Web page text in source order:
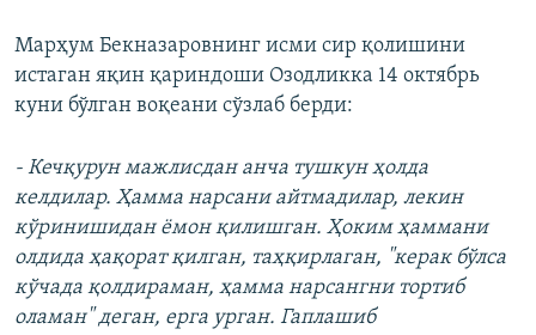
Марҳум Бекназаровнинг исми сир қолишини
истаган яқин қариндоши Озодликка 14 октябрь
куни бўлган воқеани сўзлаб берди:
- Кечқурун мажлисдан анча тушкун ҳолда
келдилар. Ҳамма нарсани айтмадилар, лекин
кўринишидан ёмон қилишган. Ҳоким ҳаммани
олдида ҳақорат қилган, таҳқирлаган, "керак бўлса
кўчада қолдираман, ҳамма нарсангни тортиб
оламан" деган, ерга урган. Гаплашиб